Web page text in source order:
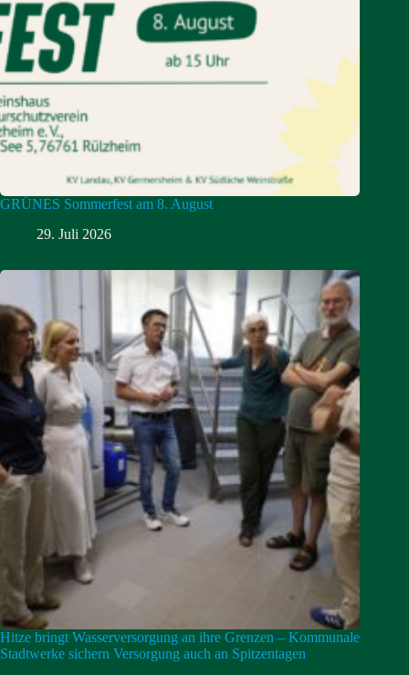
GRÜNES Sommerfest am 8. August
29. Juli 2026
Hitze bringt Wasserversorgung an ihre Grenzen – Kommunale
Stadtwerke sichern Versorgung auch an Spitzentagen